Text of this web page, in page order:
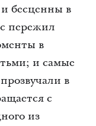
бесценны в
пережил
в
и самые
в
с
из